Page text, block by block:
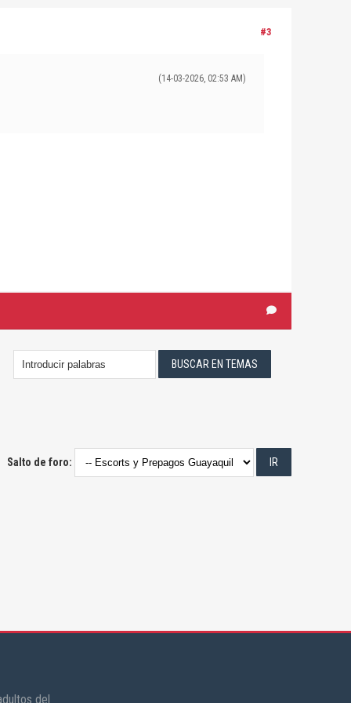
#3
(14-03-2026, 02:53 AM)
Salto de foro:
del